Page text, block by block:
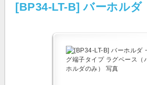
[BP34-LT-B] バーホル